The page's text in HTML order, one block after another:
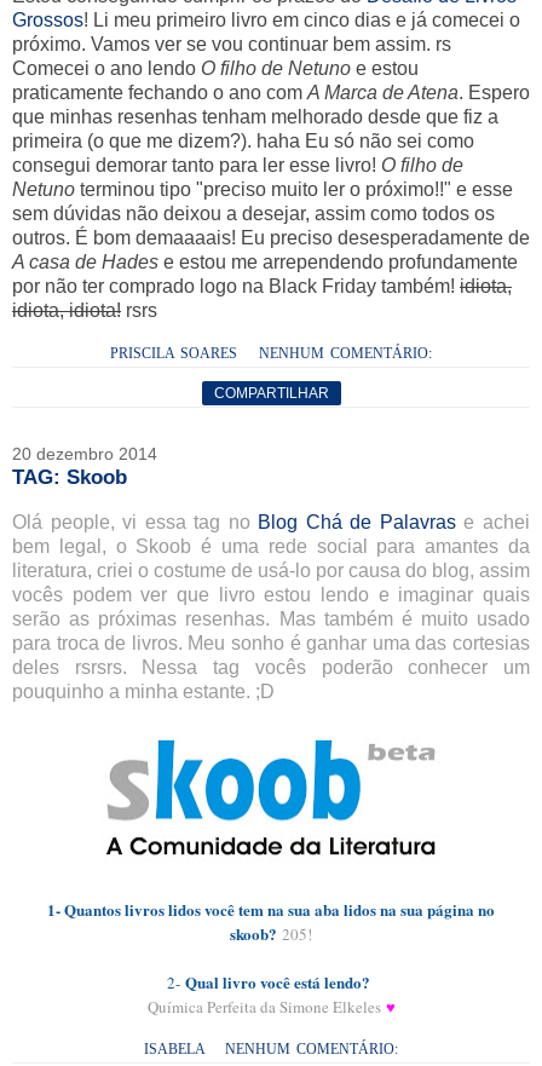
Grossos! Li meu primeiro livro em cinco dias e já comecei o
próximo. Vamos ver se vou continuar bem assim. rs
Comecei o ano lendo O filho de Netuno e estou
praticamente fechando o ano com A Marca de Atena. Espero
que minhas resenhas tenham melhorado desde que fiz a
primeira (o que me dizem?). haha Eu só não sei como
consegui demorar tanto para ler esse livro! O filho de
Netuno terminou tipo "preciso muito ler o próximo!!" e esse
sem dúvidas não deixou a desejar, assim como todos os
outros. É bom demaaaais! Eu preciso desesperadamente de
A casa de Hades e estou me arrependendo profundamente
por não ter comprado logo na Black Friday também! idiota,
idiota, idiota! rsrs
PRISCILA SOARES NENHUM COMENTÁRIO:
COMPARTILHAR
20 dezembro 2014
TAG: Skoob
Olá people, vi essa tag no Blog Chá de Palavrase achei
bem legal, o Skoob é uma rede social para amantes da
literatura, criei o costume de usá-lo por causa do blog, assim
vocês podem ver que livro estou lendo e imaginar quais
serão as próximas resenhas. Mas também é muito usado
para troca de livros. Meu sonho é ganhar uma das cortesias
deles rsrsrs. Nessa tag vocês poderão conhecer um
pouquinho a minha estante. ;D
1- Quantos livros lidos você tem na sua aba lidos na sua página no
skoob? 205!
2- Qual livro você está lendo?
Química Perfeita daSimone Elkeles ♥
ISABELA NENHUM COMENTÁRIO: